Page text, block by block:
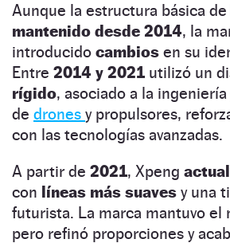
Aunque la estructura básica de
mantenido desde 2014, la
introducido cambios en su
Entre 2014 y 2021 utilizó un
rígido, asociado a la
de drones y propulsores,
con las tecnologías avanzadas.
A partir de 2021, Xpeng
con líneas más suaves y una
futurista. La marca mantuvo el
pero refinó proporciones y